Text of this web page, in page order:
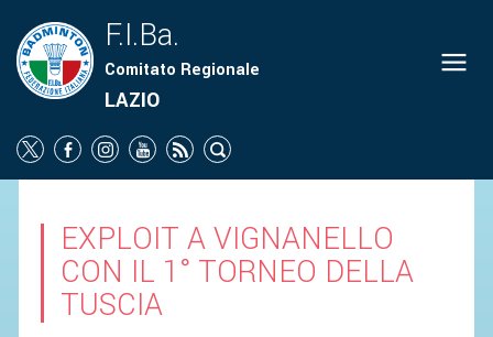
F.I.Ba.
Comitato Regionale
LAZIO
EXPLOIT A VIGNANELLO
CON IL 1° TORNEO DELLA
TUSCIA